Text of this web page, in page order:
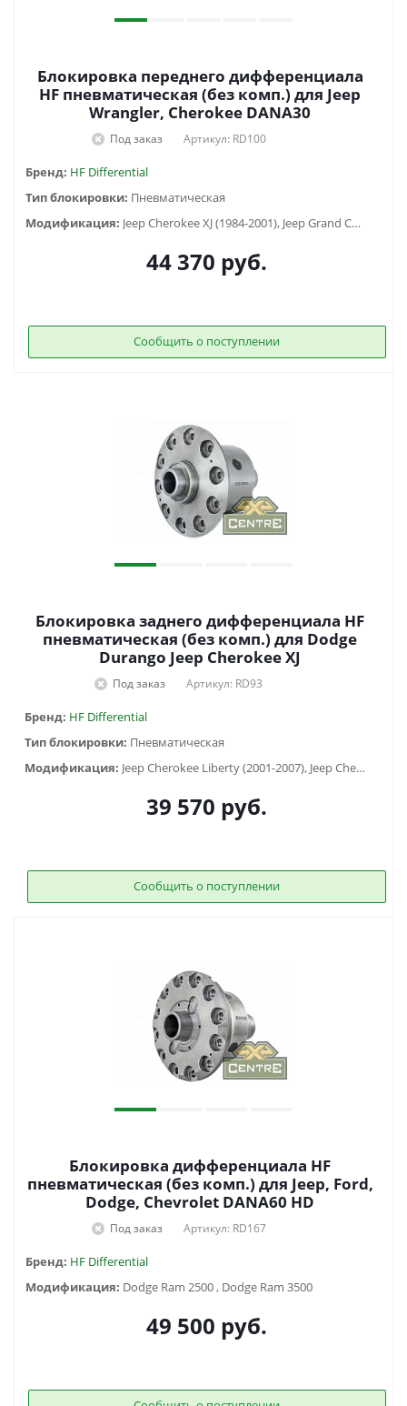
Блокировка переднего дифференциала
HF пневматическая (без комп.) для Jeep
Wrangler, Cherokee DANA30
Под заказ Артикул: RD100
Бренд: HF Differential
Тип блокировки: Пневматическая
Модификация:
Jeep Cherokee XJ (1984-2001), Jeep Grand Cherokee ZJ (1993-1998), Jeep Grand Cherokee WJ/WG (1999-2005), Jeep Wrangler JK (2007-2018), Jeep Wrangler TJ (1997-2006), Jeep Wrangler YJ (1987-1996)
44 370 руб.
Сообщить о поступлении
Блокировка заднего дифференциала HF
пневматическая (без комп.) для Dodge
Durango Jeep Cherokee XJ
Под заказ Артикул: RD93
Бренд: HF Differential
Тип блокировки: Пневматическая
Модификация:
Jeep Cherokee Liberty (2001-2007), Jeep Cherokee XJ (1984-2001), Jeep Grand Cherokee WK (2004-2010)
39 570 руб.
Сообщить о поступлении
Блокировка дифференциала HF
пневматическая (без комп.) для Jeep, Ford,
Dodge, Chevrolet DANA60 HD
Под заказ Артикул: RD167
Бренд: HF Differential
Модификация: Dodge Ram 2500 , Dodge Ram 3500
49 500 руб.